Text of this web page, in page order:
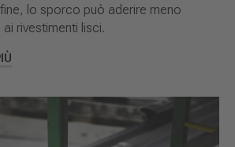
lo sporco può aderire meno
rivestimenti lisci.